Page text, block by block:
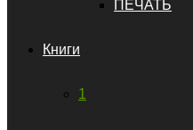
ПЕЧАТЬ
Книги
1